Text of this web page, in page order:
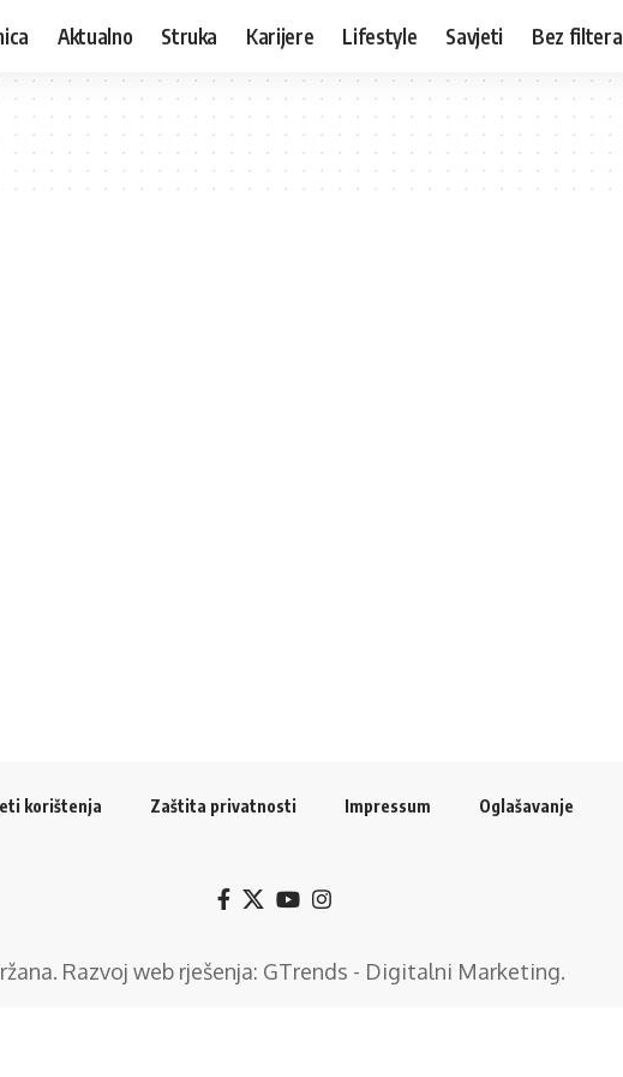
Aktualno Struka Karijere Lifestyle Savjeti Bez filtera
korištenja Zaštita privatnosti Impressum Oglašavanje
Razvoj web rješenja: GTrends - Digitalni Marketing.